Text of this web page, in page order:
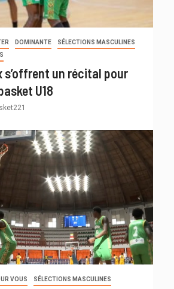
DOMINANTE
SÉLECTIONS MASCULINES
s’offrent un récital pour
U18
VOUS SÉLECTIONS MASCULINES